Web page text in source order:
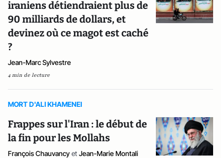
iraniens détiendraient plus de
90 milliards de dollars, et
devinez où ce magot est caché
?
Jean-Marc Sylvestre
4 min de lecture
MORT D'ALI KHAMENEI
Frappes sur l'Iran : le début de
la fin pour les Mollahs
François Chauvancy et Jean-Marie Montali